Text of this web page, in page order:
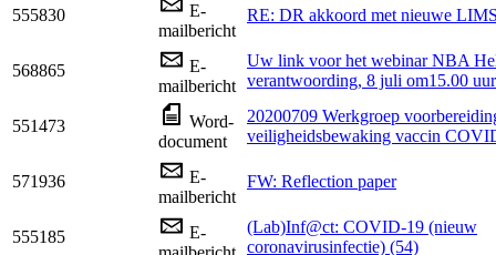
555830
E-
mailbericht
RE: DR akkoord met nieuwe
568865
E-
mailbericht
Uw link voor het webinar NBA
verantwoording, 8 juli om15.00 uur
551473
Word-
document
20200709 Werkgroep
veiligheidsbewaking vaccin
571936
E-
mailbericht
FW: Reflection paper
555185
E-
(Lab)Inf@ct: COVID-19 (nieuw
coronavirusinfectie) (54)